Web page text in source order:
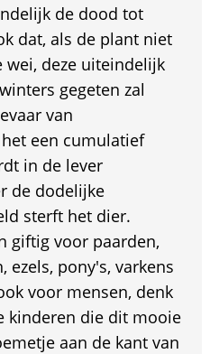
de dood tot
dat, als de plant niet
deze uiteindelijk
gegeten zal
van
een cumulatief
in de lever
de dodelijke
sterft het dier.
giftig voor paarden,
ezels, pony's, varkens
voor mensen, denk
kinderen die dit mooie
aan de kant van